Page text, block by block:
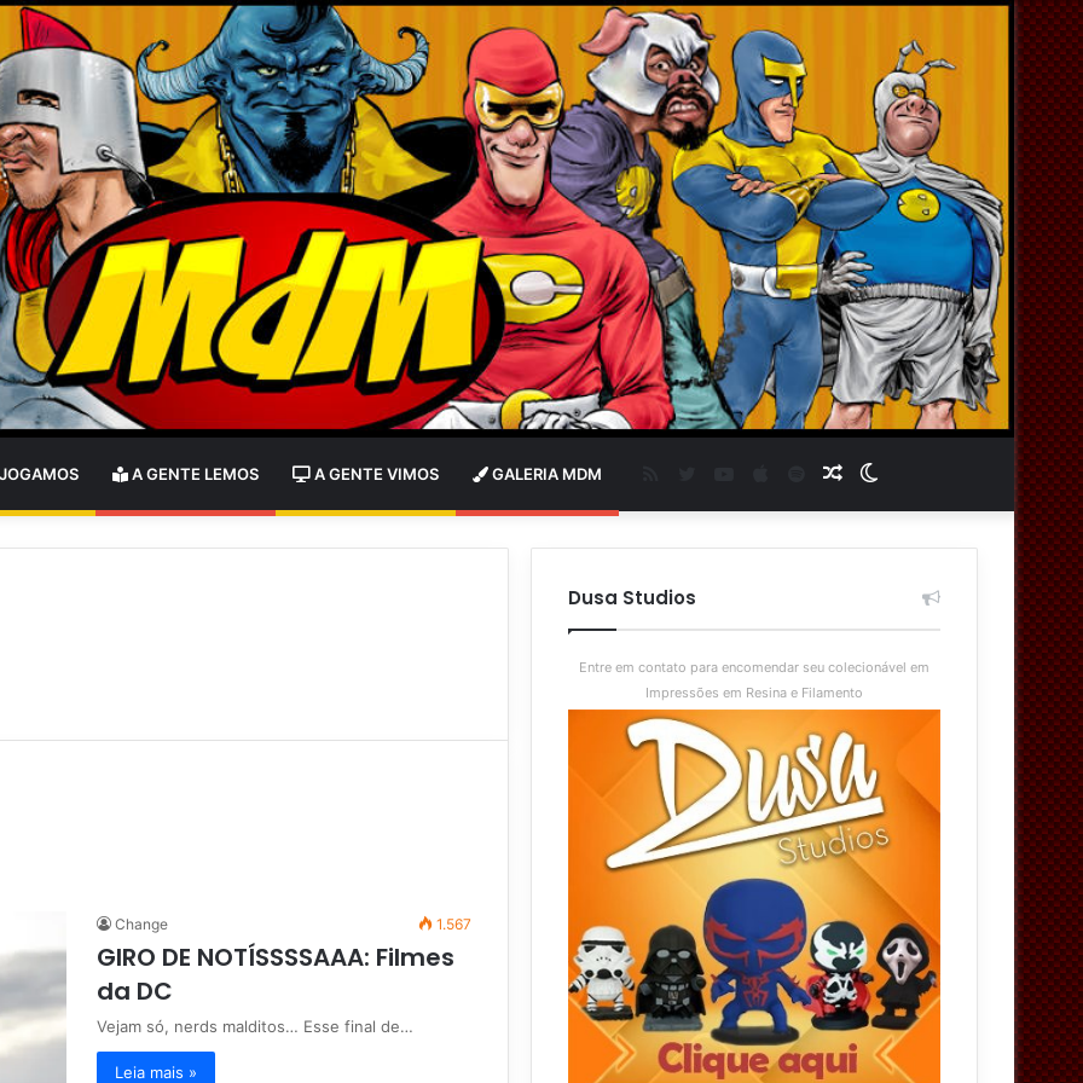
A GENTE LEMOS A GENTE VIMOS GALERIA MDM
skin
Artigo
aleatório
Spotify
Change 1.567
GIRO DE NOTÍSSSSAAA: Filmes
da DC
Vejam só, nerds malditos… Esse final de…
Leia mais »
Dusa Studios
Entre em contato para encomendar seu colecionável em
Impressões em Resina e Filamento